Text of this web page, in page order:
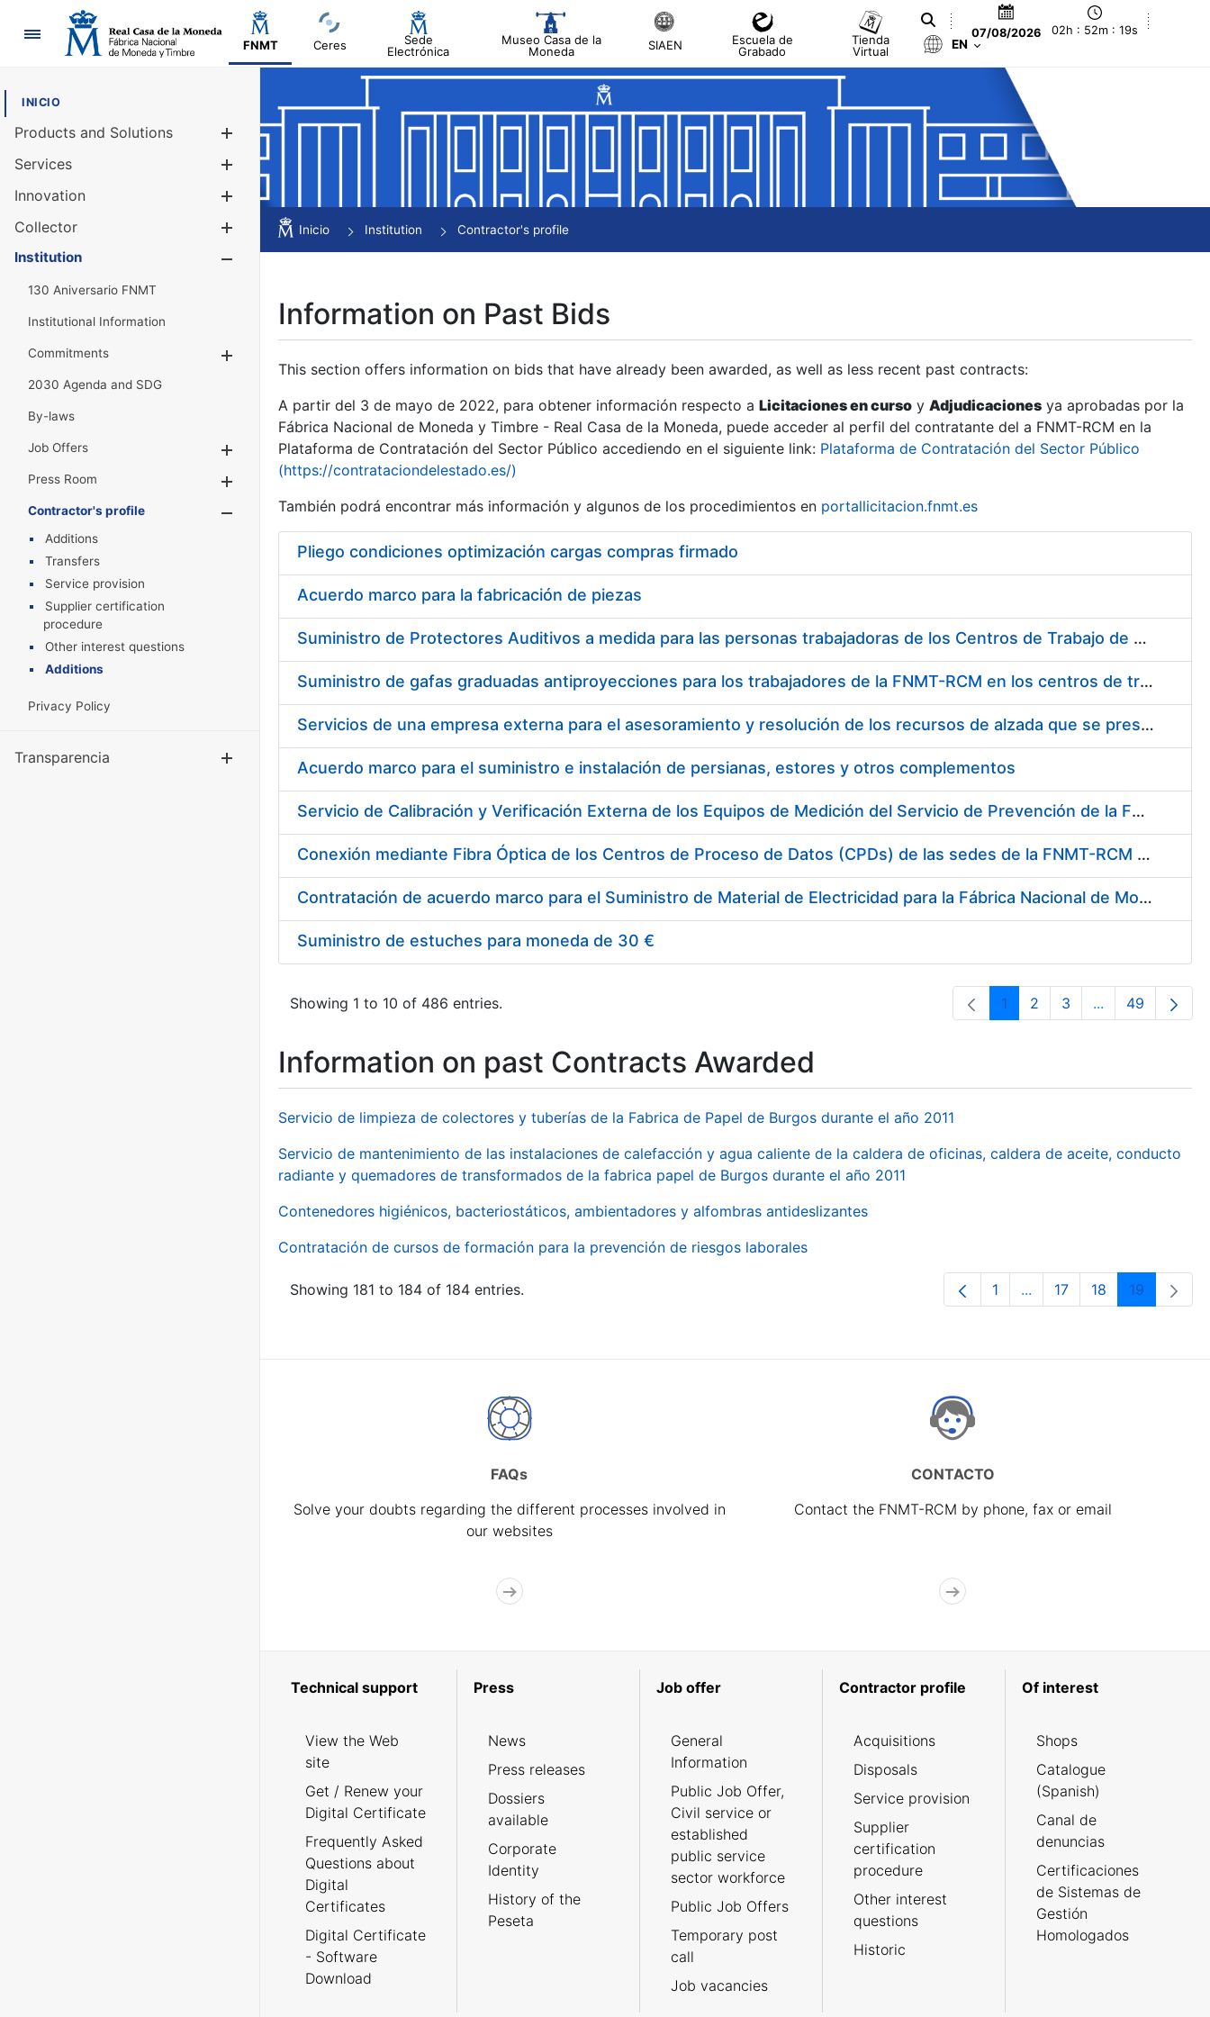
Navigation
FNMT Ceres
Sede
Electrónica
Museo Casa de la
Moneda
SIAEN
Escuela de
Grabado
Tienda
Virtual
07/08/2026 02h : 52m : 20s
EN
INICIO
Products and Solutions
Services
Innovation
Collector
Show/Hide
Institution
130 Aniversario FNMT
Institutional Information
Commitments
2030 Agenda and SDG
By-laws
Job Offers
Show/Hide
Press Room
Show/Hide
Contractor's profile
Show/Hide
Additions
Transfers
Service provision
Supplier certification
procedure
Other interest questions
Additions
Privacy Policy
Transparencia Show/Hide
Inicio Institution Contractor's profile
Information on Past Bids
This section offers information on bids that have already been awarded, as well as less recent past contracts:
A partir del 3 de mayo de 2022, para obtener información respecto a Licitaciones en curso y Adjudicaciones ya aprobadas por la
Fábrica Nacional de Moneda y Timbre - Real Casa de la Moneda, puede acceder al perfil del contratante del a FNMT-RCM en la
Plataforma de Contratación del Sector Público accediendo en el siguiente link: Plataforma de Contratación del Sector Público
(https://contrataciondelestado.es/)
También podrá encontrar más información y algunos de los procedimientos en portallicitacion.fnmt.es
Pliego condiciones optimización cargas compras firmado
Acuerdo marco para la fabricación de piezas
Suministro de Protectores Auditivos a medida para las personas trabajadoras de los Centros de Trabajo de Madrid y Burgos
Suministro de gafas graduadas antiproyecciones para los trabajadores de la FNMT-RCM en los centros de trabajo de Madrid y Burgos
Servicios de una empresa externa para el asesoramiento y resolución de los recursos de alzada que se presentan relacionados con procesos de selección para la FNMT-RCM
Acuerdo marco para el suministro e instalación de persianas, estores y otros complementos
Servicio de Calibración y Verificación Externa de los Equipos de Medición del Servicio de Prevención de la FNMT-RCM
Conexión mediante Fibra Óptica de los Centros de Proceso de Datos (CPDs) de las sedes de la FNMT-RCM de Burgos y Madrid
Contratación de acuerdo marco para el Suministro de Material de Electricidad para la Fábrica Nacional de Moneda y Timbre-Real Casa de la Moneda en su centro de trabajo de Burgos
Suministro de estuches para moneda de 30 €
Showing 1 to 10 of 486 entries. Page
1 Page
2 Page
3 ...Intermediate
Page
49
Information on past Contracts Awarded
Servicio de limpieza de colectores y tuberías de la Fabrica de Papel de Burgos durante el año 2011
Servicio de mantenimiento de las instalaciones de calefacción y agua caliente de la caldera de oficinas, caldera de aceite, conducto
radiante y quemadores de transformados de la fabrica papel de Burgos durante el año 2011
Contenedores higiénicos, bacteriostáticos, ambientadores y alfombras antideslizantes
Contratación de cursos de formación para la prevención de riesgos laborales
Showing 181 to 184 of 184 entries. Page
1 ...Intermediate Pages Use
Page
17 Page
18 Page
19
FAQs
Solve your doubts regarding the different processes involved in
our websites
CONTACTO
Contact the FNMT-RCM by phone, fax or email
Technical support
View the Web
site
Get / Renew your
Digital Certificate
Frequently Asked
Questions about
Digital
Certificates
Digital Certificate
- Software
Download
Press
News
Press releases
Dossiers
available
Corporate
Identity
History of the
Peseta
Job offer
General
Information
Public Job Offer,
Civil service or
established
public service
sector workforce
Public Job Offers
Temporary post
call
Job vacancies
Contractor profile
Acquisitions
Disposals
Service provision
Supplier
certification
procedure
Other interest
questions
Historic
Of interest
Shops
Catalogue
(Spanish)
Canal de
denuncias
Certificaciones
de Sistemas de
Gestión
Homologados